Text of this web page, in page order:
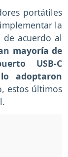
portátiles
la
de acuerdo al
mayoría de
USB-C
adoptaron
estos últimos